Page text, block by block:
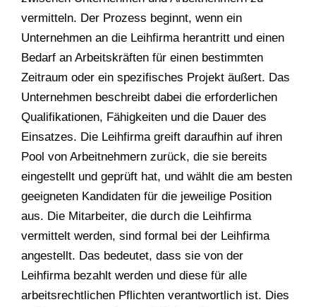
vermitteln. Der Prozess beginnt, wenn ein
Unternehmen an die Leihfirma herantritt und einen
Bedarf an Arbeitskräften für einen bestimmten
Zeitraum oder ein spezifisches Projekt äußert. Das
Unternehmen beschreibt dabei die erforderlichen
Qualifikationen, Fähigkeiten und die Dauer des
Einsatzes. Die Leihfirma greift daraufhin auf ihren
Pool von Arbeitnehmern zurück, die sie bereits
eingestellt und geprüft hat, und wählt die am besten
geeigneten Kandidaten für die jeweilige Position
aus. Die Mitarbeiter, die durch die Leihfirma
vermittelt werden, sind formal bei der Leihfirma
angestellt. Das bedeutet, dass sie von der
Leihfirma bezahlt werden und diese für alle
arbeitsrechtlichen Pflichten verantwortlich ist. Dies